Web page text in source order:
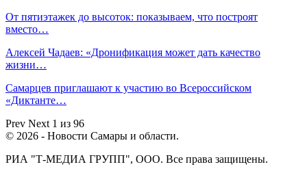
От пятиэтажек до высоток: показываем, что построят
вместо…
Алексей Чадаев: «Дронификация может дать качество
жизни…
Самарцев приглашают к участию во Всероссийском
«Диктанте…
Prev Next 1 из 96
© 2026 - Новости Самары и области.
РИА "Т-МЕДИА ГРУПП", ООО. Все права защищены.